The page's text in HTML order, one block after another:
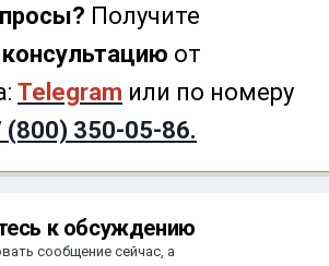
Получите
от
Telegram или по номеру
(800) 350-05-86.
к обсуждению
сообщение сейчас, а